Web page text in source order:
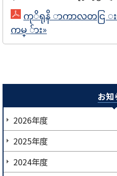
ကုိရုနိ ာကာလတငြ
ကမ္ ်ား»
お知
2026年度
2025年度
2024年度